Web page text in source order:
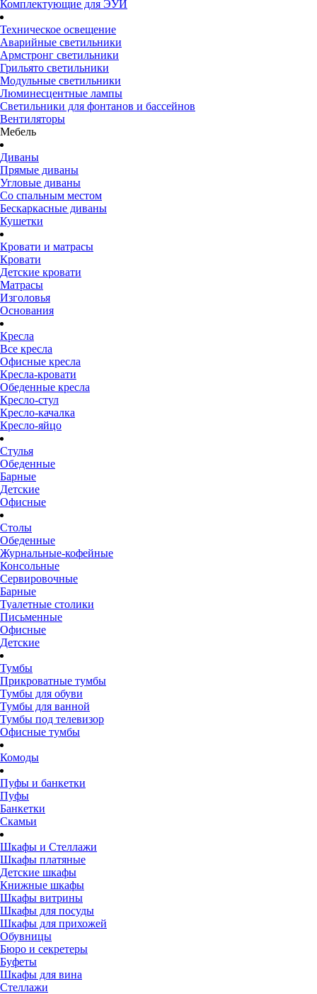
Комплектующие для ЭУИ
Техническое освещение
Аварийные светильники
Армстронг светильники
Грильято светильники
Модульные светильники
Люминесцентные лампы
Светильники для фонтанов и бассейнов
Вентиляторы
Мебель
Диваны
Прямые диваны
Угловые диваны
Со спальным местом
Бескаркасные диваны
Кушетки
Кровати и матрасы
Кровати
Детские кровати
Матрасы
Изголовья
Основания
Кресла
Все кресла
Офисные кресла
Кресла-кровати
Обеденные кресла
Кресло-стул
Кресло-качалка
Кресло-яйцо
Стулья
Обеденные
Барные
Детские
Офисные
Столы
Обеденные
Журнальные-кофейные
Консольные
Сервировочные
Барные
Туалетные столики
Письменные
Офисные
Детские
Тумбы
Прикроватные тумбы
Тумбы для обуви
Тумбы для ванной
Тумбы под телевизор
Офисные тумбы
Комоды
Пуфы и банкетки
Пуфы
Банкетки
Скамьи
Шкафы и Стеллажи
Шкафы платяные
Детские шкафы
Книжные шкафы
Шкафы витрины
Шкафы для посуды
Шкафы для прихожей
Обувницы
Бюро и секретеры
Буфеты
Шкафы для вина
Стеллажи